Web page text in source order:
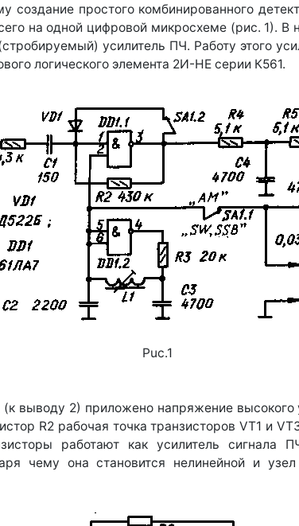
создание простого комбинированного
на одной цифровой микросхеме (рис. 1).
усилитель ПЧ. Работу этого
логического элемента 2И-НЕ серии К561.
Puc.1
выводу 2) приложено напряжение высокого
R2 рабочая точка транзисторов VT1 и
работают как усилитель сигнала
чему она становится нелинейной и